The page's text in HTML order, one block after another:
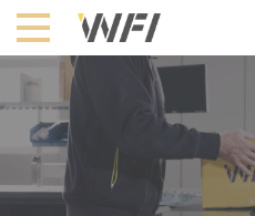
Hoppa
till
innehållet